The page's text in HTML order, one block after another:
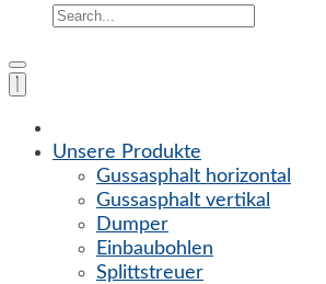
Unsere Produkte
Gussasphalt horizontal
Gussasphalt vertikal
Dumper
Einbaubohlen
Splittstreuer